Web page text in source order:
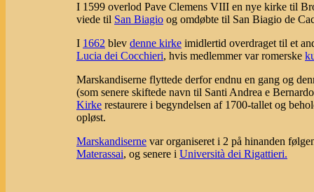
I 1599 overlod Pave Clemens VIII en nye kirke til
viede til San Biagio og omdøbte til San Biagio de
I 1662 blev denne kirke imidlertid overdraget til et
Lucia dei Cocchieri, hvis medlemmer var romerske
Marskandiserne flyttede derfor endnu en gang og
(som senere skiftede navn til Santi Andrea e
Kirke restaurere i begyndelsen af 1700-tallet og
opløst.
Marskandiserne var organiseret i 2 på hinanden
Materassai, og senere i Università dei Rigattieri.